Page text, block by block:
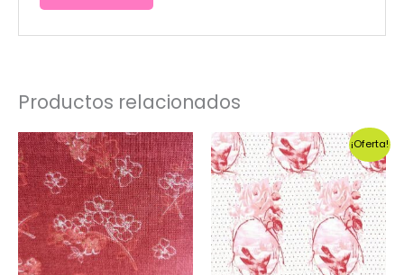
Productos relacionados
¡Oferta!